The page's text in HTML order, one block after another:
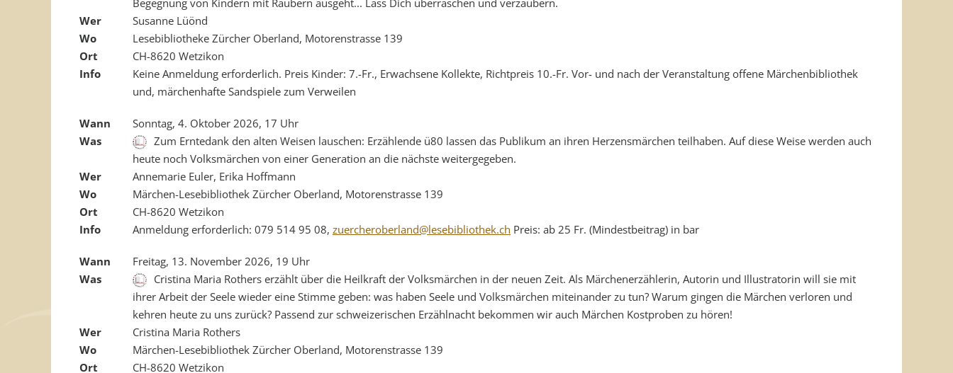
Wer
Susanne Lüönd
Wo
Lesebibliotheke Zürcher Oberland, Motorenstrasse 139
Ort
CH-8620 Wetzikon
Info
Keine Anmeldung erforderlich. Preis Kinder: 7.-Fr., Erwachsene Kollekte, Richtpreis 10.-Fr. Vor- und nach der Veranstaltung offene Märchenbibliothek
und, märchenhafte Sandspiele zum Verweilen
Wann
Sonntag, 4. Oktober 2026, 17 Uhr
Was
Zum Erntedank den alten Weisen lauschen: Erzählende ü80 lassen das Publikum an ihren Herzensmärchen teilhaben. Auf diese Weise werden auch
heute noch Volksmärchen von einer Generation an die nächste weitergegeben.
Wer
Annemarie Euler, Erika Hoffmann
Wo
Märchen-Lesebibliothek Zürcher Oberland, Motorenstrasse 139
Ort
CH-8620 Wetzikon
Info
Anmeldung erforderlich: 079 514 95 08, zuercheroberland@lesebibliothek.ch Preis: ab 25 Fr. (Mindestbeitrag) in bar
Wann
Freitag, 13. November 2026, 19 Uhr
Was
Cristina Maria Rothers erzählt über die Heilkraft der Volksmärchen in der neuen Zeit. Als Märchenerzählerin, Autorin und Illustratorin will sie mit
ihrer Arbeit der Seele wieder eine Stimme geben: was haben Seele und Volksmärchen miteinander zu tun? Warum gingen die Märchen verloren und
kehren heute zu uns zurück? Passend zur schweizerischen Erzählnacht bekommen wir auch Märchen Kostproben zu hören!
Wer
Cristina Maria Rothers
Wo
Märchen-Lesebibliothek Zürcher Oberland, Motorenstrasse 139
Ort
CH-8620 Wetzikon